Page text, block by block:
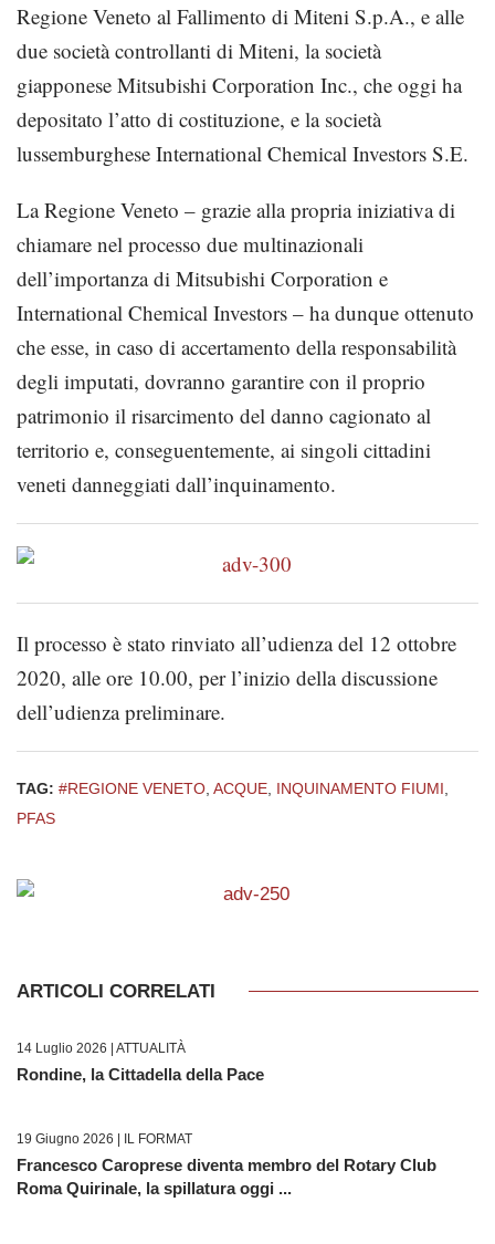
Regione Veneto al Fallimento di Miteni S.p.A., e alle
due società controllanti di Miteni, la società
giapponese Mitsubishi Corporation Inc., che oggi ha
depositato l’atto di costituzione, e la società
lussemburghese International Chemical Investors S.E.
La Regione Veneto – grazie alla propria iniziativa di
chiamare nel processo due multinazionali
dell’importanza di Mitsubishi Corporation e
International Chemical Investors – ha dunque ottenuto
che esse, in caso di accertamento della responsabilità
degli imputati, dovranno garantire con il proprio
patrimonio il risarcimento del danno cagionato al
territorio e, conseguentemente, ai singoli cittadini
veneti danneggiati dall’inquinamento.
Il processo è stato rinviato all’udienza del 12 ottobre
2020, alle ore 10.00, per l’inizio della discussione
dell’udienza preliminare.
TAG: #REGIONE VENETO ACQUE INQUINAMENTO FIUMI
PFAS
ARTICOLI CORRELATI
14 Luglio 2026 | ATTUALITÀ
Rondine, la Cittadella della Pace
19 Giugno 2026 | IL FORMAT
Francesco Caroprese diventa membro del Rotary Club
Roma Quirinale, la spillatura oggi ...